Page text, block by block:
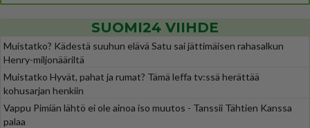
SUOMI24 VIIHDE
Muistatko? Kädestä suuhun elävä Satu sai jättimäisen rahasalkun
Henry-miljonääriltä
Muistatko Hyvät, pahat ja rumat? Tämä leffa tv:ssä herättää
kohusarjan henkiin
Vappu Pimiän lähtö ei ole ainoa iso muutos - Tanssii Tähtien Kanssa
palaa